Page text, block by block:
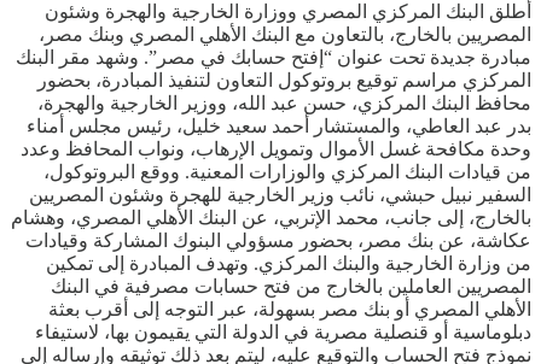
أطلق البنك المركزي المصري ووزارة الخارجية والهجرة وشئون
المصريين بالخارج، بالتعاون مع البنك الأهلي المصري وبنك مصر،
مبادرة جديدة تحت عنوان “إفتح حسابك في مصر”. وشهد مقر البنك
المركزي مراسم توقيع بروتوكول التعاون لتنفيذ المبادرة، بحضور
محافظ البنك المركزي، حسن عبد الله، ووزير الخارجية والهجرة،
بدر عبد العاطي، والمستشار أحمد سعيد خليل، رئيس مجلس أمناء
وحدة مكافحة غسل الأموال وتمويل الإرهاب، ونواب المحافظ وعدد
من قيادات البنك المركزي والوزارات المعنية. ووقع البروتوكول،
السفير نبيل حبشي، نائب وزير الخارجية للهجرة وشئون المصريين
بالخارج، إلى جانب، محمد الإتربي، عن البنك الأهلي المصري، وهشام
عكاشة، عن بنك مصر، بحضور مسؤولي البنوك المشاركة وقيادات
من وزارة الخارجية والبنك المركزي. وتهدف المبادرة إلى تمكين
المصريين العاملين بالخارج من فتح حسابات مصرفية في البنك
الأهلي المصري أو بنك مصر بسهولة، عبر التوجه إلى أقرب بعثة
دبلوماسية أو قنصلية مصرية في الدولة التي يقيمون بها، لاستيفاء
نموذج فتح الحساب والتوقيع عليه، ليتم بعد ذلك توثيقه وإرساله إلى